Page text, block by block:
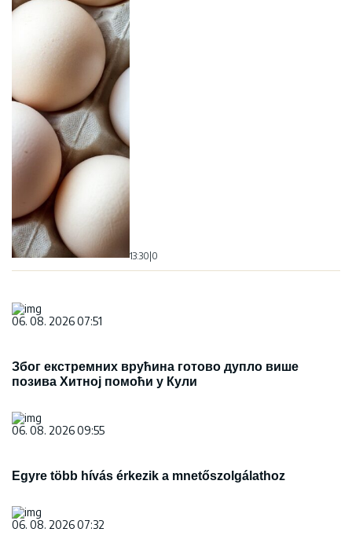
13:30 0
06. 08. 2026 07:51
Због екстремних врућина готово дупло више
позива Хитној помоћи у Кули
06. 08. 2026 09:55
Egyre több hívás érkezik a mnetőszolgálathoz
06. 08. 2026 07:32